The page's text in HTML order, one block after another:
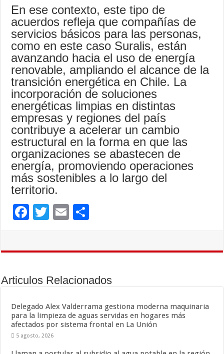
En ese contexto, este tipo de
acuerdos refleja que compañías de
servicios básicos para las personas,
como en este caso Suralis, están
avanzando hacia el uso de energía
renovable, ampliando el alcance de la
transición energética en Chile. La
incorporación de soluciones
energéticas limpias en distintas
empresas y regiones del país
contribuye a acelerar un cambio
estructural en la forma en que las
organizaciones se abastecen de
energía, promoviendo operaciones
más sostenibles a lo largo del
territorio.
F
o
k
T
E
ar
r
Articulos Relacionados
Delegado Alex Valderrama gestiona moderna maquinaria
para la limpieza de aguas servidas en hogares más
afectados por sistema frontal en La Unión
5 agosto, 2026